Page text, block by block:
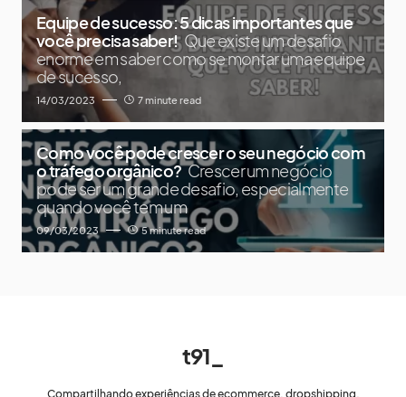
Equipe de sucesso: 5 dicas importantes que
você precisa saber! Que existe um desafio
enorme em saber como se montar uma equipe
de sucesso,
14/03/2023 7 minute read
Como você pode crescer o seu negócio com
o tráfego orgânico? Crescer um negócio
pode ser um grande desafio, especialmente
quando você tem um
09/03/2023 5 minute read
t91_
Compartilhando experiências de ecommerce, dropshipping,